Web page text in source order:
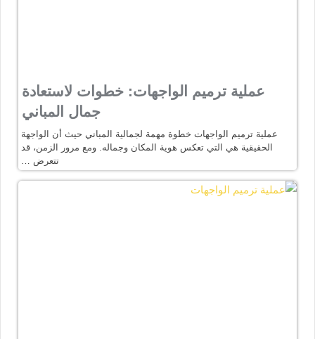
عملية ترميم الواجهات: خطوات لاستعادة
جمال المباني
عملية ترميم الواجهات خطوة مهمة لجمالية المباني حيث أن الواجهة
الحقيقية هي التي تعكس هوية المكان وجماله. ومع مرور الزمن، قد
تتعرض …